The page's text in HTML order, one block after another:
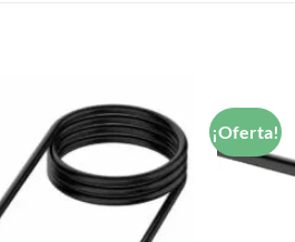
Añadir
a la
lista de
deseos
¡Oferta!